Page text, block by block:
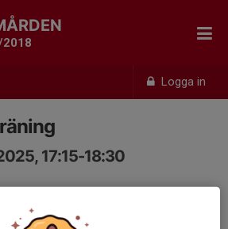
Logga in
2018
17:15-18:30